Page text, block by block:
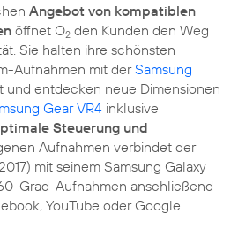
Angebot von kompatiblen
öffnet O2 den Kunden den Weg
Sie halten ihre schönsten
Aufnahmen mit derSamsung
und entdecken neue Dimensionen
Gear VR4 inklusive
Steuerung und
Aufnahmen verbindet der
mit seinem Samsung Galaxy
Grad-Aufnahmen anschließend
YouTube oder Google